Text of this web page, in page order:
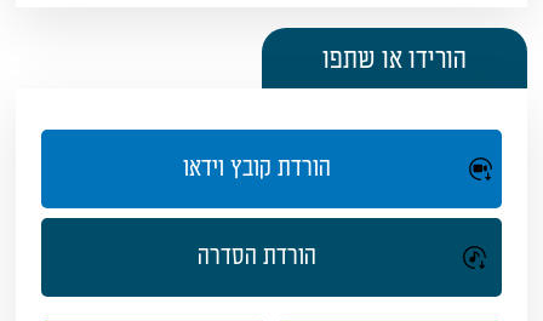
הורידו או שתפו
הורדת קובץ וידאו
הורדת הסדרה